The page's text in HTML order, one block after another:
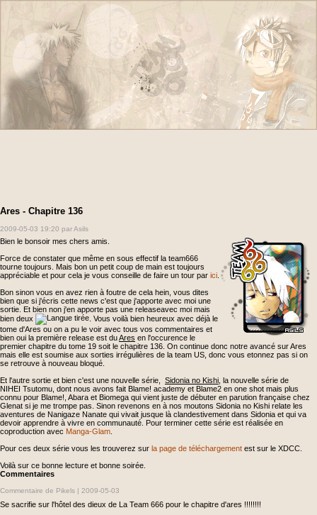
Ares - Chapitre 136
2009-05-03 19:20 par Asils
Bien le bonsoir mes chers amis.
Force de constater que même en sous effectif la team666
tourne toujours. Mais bon un petit coup de main est toujours
appréciable et pour cela je vous conseille de faire un tour par ici
Bon sinon vous en avez rien à foutre de cela hein, vous dites
bien que si j'écris cette news c'est que j'apporte avec moi une
sortie. Et bien non j'en apporte pas une releaseavec moi mais
bien deux
. Vous voilà bien heureux avec déjà le
tome d'Ares ou on a pu le voir avec tous vos commentaires et
bien oui la première release est duAres en l'occurence le
premier chapitre du tome 19 soit le chapitre 136. On continue donc notre avancé sur Ares
mais elle est soumise aux sorties irrégulières de la team US, donc vous etonnez pas si on
se retrouve à nouveau bloqué.
Et l'autre sortie et bien c'est une nouvelle série, Sidonia no Kishi , la nouvelle série de
NIHEI Tsutomu, dont nous avons fait Blame! academy et Blame2 en one shot mais plus
connu pour Blame!, Abara et Biomega qui vient juste de débuter en parution française chez
Glenat si je me trompe pas. Sinon revenons en à nos moutons Sidonia no Kishi relate les
aventures de Nanigaze Nanate qui vivait jusque là clandestivement dans Sidonia et qui va
devoir apprendre à vivre en communauté. Pour terminer cette série est réalisée en
coproduction avec Manga-Glam
Pour ces deux série vous les trouverez sur la page de téléchargement est sur le XDCC.
Voilà sur ce bonne lecture et bonne soirée.
Commentaires
Commentaire de Pikels | 2009-05-03
Se sacrifie sur l'hôtel des dieux de La Team 666 pour le chapitre d'ares !!!!!!!!